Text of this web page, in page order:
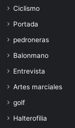
Ciclismo
Portada
pedroneras
Balonmano
Entrevista
Artes marciales
golf
Halterofilia